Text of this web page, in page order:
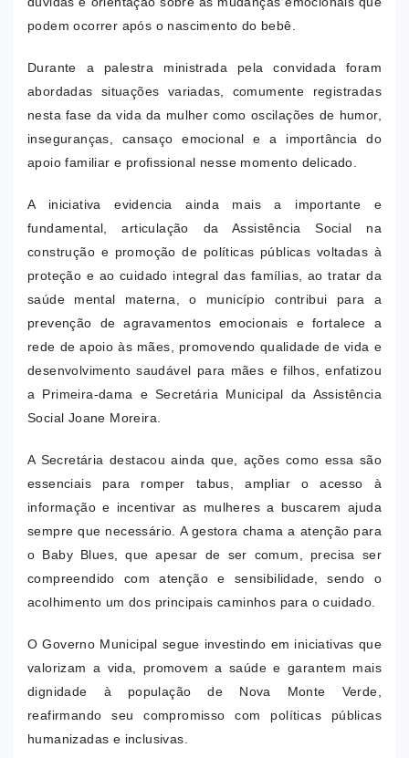
podem ocorrer após o nascimento do bebê.
Durante a palestra ministrada pela convidada foram
abordadas situações variadas, comumente registradas
nesta fase da vida da mulher como oscilações de humor,
inseguranças, cansaço emocional e a importância do
apoio familiar e profissional nesse momento delicado.
A iniciativa evidencia ainda mais a importante e
fundamental, articulação da Assistência Social na
construção e promoção de políticas públicas voltadas à
proteção e ao cuidado integral das famílias, ao tratar da
saúde mental materna, o município contribui para a
prevenção de agravamentos emocionais e fortalece a
rede de apoio às mães, promovendo qualidade de vida e
desenvolvimento saudável para mães e filhos, enfatizou
a Primeira-dama e Secretária Municipal da Assistência
Social Joane Moreira.
A Secretária destacou ainda que, ações como essa são
essenciais para romper tabus, ampliar o acesso à
informação e incentivar as mulheres a buscarem ajuda
sempre que necessário. A gestora chama a atenção para
o Baby Blues, que apesar de ser comum, precisa ser
compreendido com atenção e sensibilidade, sendo o
acolhimento um dos principais caminhos para o cuidado.
O Governo Municipal segue investindo em iniciativas que
valorizam a vida, promovem a saúde e garantem mais
dignidade à população de Nova Monte Verde,
reafirmando seu compromisso com políticas públicas
humanizadas e inclusivas.